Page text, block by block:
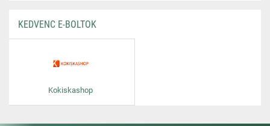
KEDVENC E-BOLTOK
Kokiskashop